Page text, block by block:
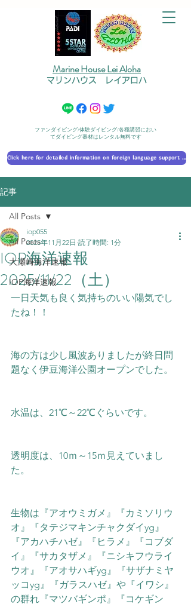
Marine House Lei Aloha
マリンハウス レイアロハ
ファンダイビング/体験ダイビング/各種講習におい
てダイビング器材はレンタル無料です
Click here for detailed information on foreign language support 外国語対応の詳細に​ついて
記事
All Posts
大瀬崎海洋速報
IOP海洋速報
All Posts
IOP海洋速報
2025/11/22（土）
iop055
2025年11月22日 読了時間: 1分
一日天気も良く気持ちのいい陽気でし
たね！！
海の方は少し風波ありましたが終日問
題なく伊豆海洋公園オープンでした。
水温は、21℃～22℃ぐらいです。
透明度は、10ｍ～15ｍ見えていまし
た。
生物は『アオウミガメ』『カミソリウ
オ』『タテジマキンチャクダイyg』
『アカハチハゼ』『ヒラメ』『コブダ
イ』『サカタザメ』『ニシキフウライ
ウオ』『アオサハギyg』『サザナミヤ
ッコyg』『ガラスハゼ』や『イワシ』
の群れ『マツバギンポ』『コケギン